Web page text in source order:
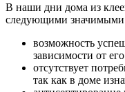
В наши дни дома из
следующими
возможность
зависимости от
отсутствует
так как в доме